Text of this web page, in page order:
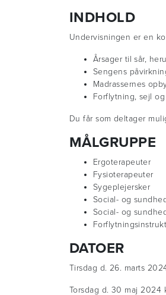
INDHOLD
Undervisningen er en
Årsager til sår,
Sengens
Madrassernes
Forflytning, sejl og
Du får som deltager
MÅLGRUPPE
Ergoterapeuter
Fysioterapeuter
Sygeplejersker
Social- og
Social- og
DATOER
Tirsdag d. 26. marts
Torsdag d. 30 maj 2024